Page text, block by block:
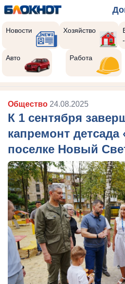
Новости Хозяйство
Авто Работа
Общество 24.08.2025
К 1 сентября
капремонт детсада
поселке Новый